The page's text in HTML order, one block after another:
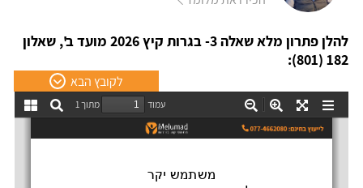
להלן פתרון מלא שאלה 3- בגרות קיץ 2026 מועד ב', שאלון
182 (801):
לקובץ הבא